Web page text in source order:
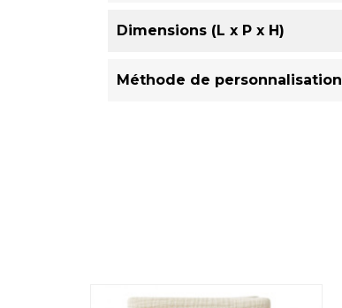
Dimensions (L x P x H)
Méthode de personnalisation